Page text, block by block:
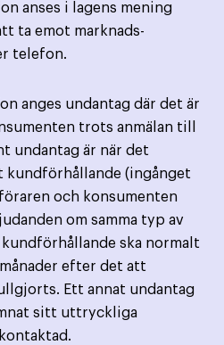
anses i lagens mening
ta emot marknads­
telefon.
anges undantag där det är
trots anmälan till
undantag är när det
(ingånget
och konsumenten
om samma typ av
ska normalt
efter det att
Ett annat undantag
sitt uttryckliga